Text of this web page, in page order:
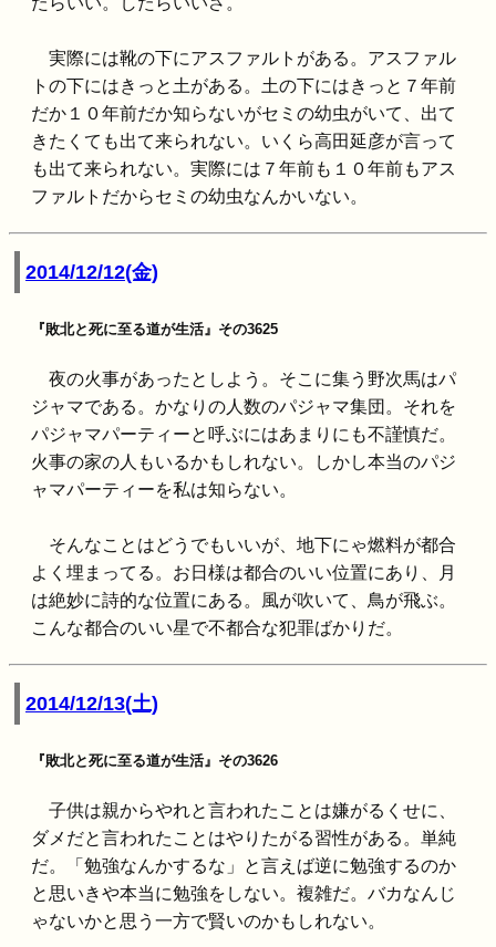
実際には靴の下にアスファルトがある。アスファル
トの下にはきっと土がある。土の下にはきっと７年前
だか１０年前だか知らないがセミの幼虫がいて、出て
きたくても出て来られない。いくら高田延彦が言って
も出て来られない。実際には７年前も１０年前もアス
ファルトだからセミの幼虫なんかいない。
2014/12/12(金)
『敗北と死に至る道が生活』その3625
夜の火事があったとしよう。そこに集う野次馬はパ
ジャマである。かなりの人数のパジャマ集団。それを
パジャマパーティーと呼ぶにはあまりにも不謹慎だ。
火事の家の人もいるかもしれない。しかし本当のパジ
ャマパーティーを私は知らない。
そんなことはどうでもいいが、地下にゃ燃料が都合
よく埋まってる。お日様は都合のいい位置にあり、月
は絶妙に詩的な位置にある。風が吹いて、鳥が飛ぶ。
こんな都合のいい星で不都合な犯罪ばかりだ。
2014/12/13(土)
『敗北と死に至る道が生活』その3626
子供は親からやれと言われたことは嫌がるくせに、
ダメだと言われたことはやりたがる習性がある。単純
だ。「勉強なんかするな」と言えば逆に勉強するのか
と思いきや本当に勉強をしない。複雑だ。バカなんじ
ゃないかと思う一方で賢いのかもしれない。